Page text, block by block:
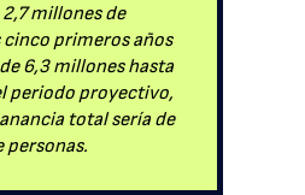
millones de
cinco primeros años
6,3 millones hasta
periodo proyectivo,
total sería de
personas.